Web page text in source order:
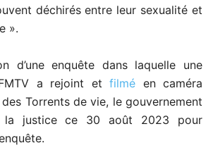
déchirés entre leur sexualité et
».
d’une enquête dans laquelle une
a rejoint et filmé en caméra
Torrents de vie, le gouvernement
la justice ce 30 août 2023 pour